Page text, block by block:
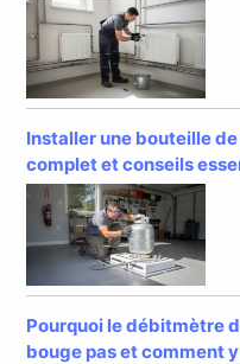
Installer une bouteille
complet et conseils
Pourquoi le débitmètre
bouge pas et comment